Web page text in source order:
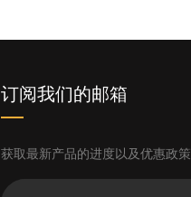
订阅我们的邮箱
获取最新产品的进度以及优惠政策